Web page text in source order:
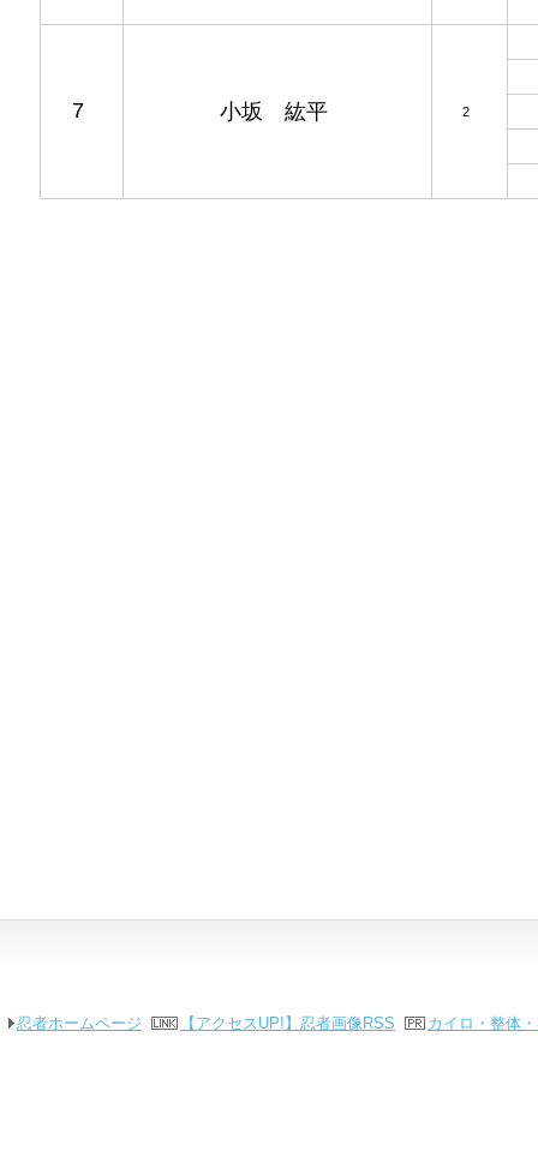
7 小坂 紘平 2
忍者ホームページ 【アクセスUP!】忍者画像RSS カイロ・整体